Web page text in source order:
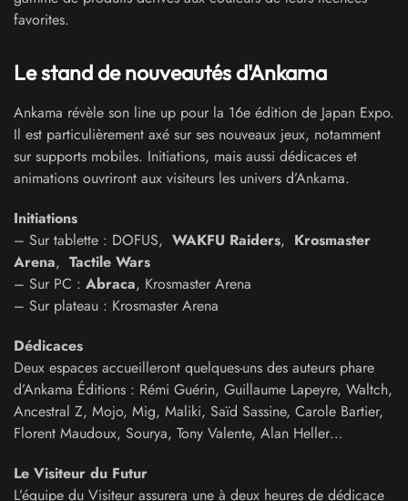
favorites.
Le stand de nouveautés d'Ankama
Ankama révèle son line up pour la 16e édition de Japan Expo.
Il est particulièrement axé sur ses nouveaux jeux, notamment
sur supports mobiles. Initiations, mais aussi dédicaces et
animations ouvriront aux visiteurs les univers d’Ankama.
Initiations
– Sur tablette : DOFUS, WAKFU Raiders, Krosmaster
Arena, Tactile Wars
– Sur PC : Abraca, Krosmaster Arena
– Sur plateau : Krosmaster Arena
Dédicaces
Deux espaces accueilleront quelques-uns des auteurs phare
d’Ankama Éditions : Rémi Guérin, Guillaume Lapeyre, Waltch,
Ancestral Z, Mojo, Mig, Maliki, Saïd Sassine, Carole Bartier,
Florent Maudoux, Sourya, Tony Valente, Alan Heller…
Le Visiteur du Futur
L’équipe du Visiteur assurera une à deux heures de dédicace